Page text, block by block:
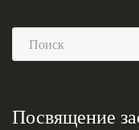
Посвящение